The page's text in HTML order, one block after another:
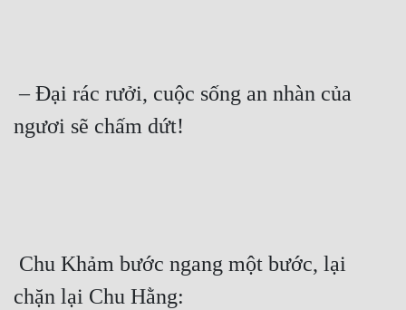
– Đại rác rưởi, cuộc sống an nhàn của
ngươi sẽ chấm dứt!
chặn lại Chu Hằng: